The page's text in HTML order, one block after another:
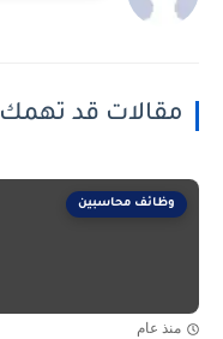
مقالات قد تهمك
وظائف محاسبين
منذ عام